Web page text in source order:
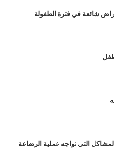
شائعة في فترة الطفولة
التي تواجه عملية الرضاعة